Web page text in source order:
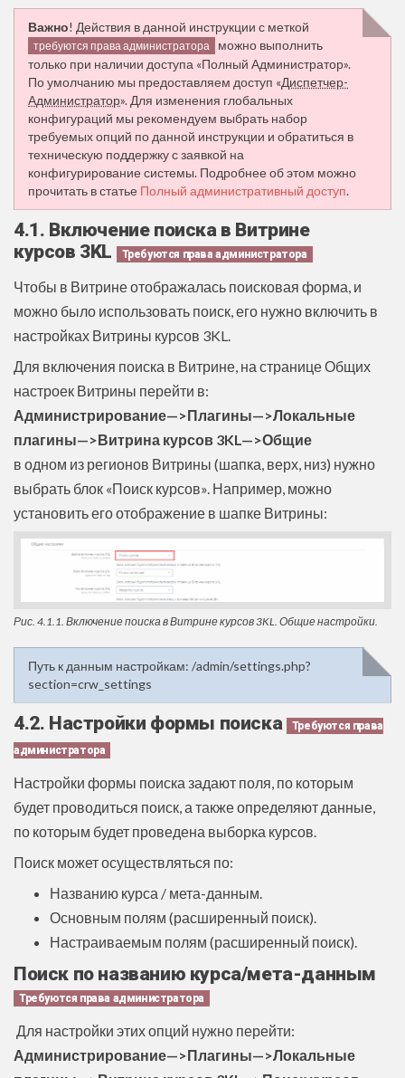
Важно! Действия в данной инструкции с меткой
требуются права администратора
можно выполнить
только при наличии доступа «Полный Администратор».
По умолчанию мы предоставляем доступ «Диспетчер-
Администратор». Для изменения глобальных
конфигураций мы рекомендуем выбрать набор
требуемых опций по данной инструкции и обратиться в
техническую поддержку с заявкой на
конфигурирование системы. Подробнее об этом можно
прочитать в статье Полный административный доступ.
4.1. Включение поиска в Витрине
курсов 3KL
Требуются права администратора
Чтобы в Витрине отображалась поисковая форма, и
можно было использовать поиск, его нужно включить в
настройках Витрины курсов 3KL.
Для включения поиска в Витрине, на странице Общих
настроек Витрины перейти в:
Администрирование—>Плагины—>Локальные
плагины—>Витрина курсов 3KL—>Общие
в одном из регионов Витрины (шапка, верх, низ) нужно
выбрать блок «Поиск курсов». Например, можно
установить его отображение в шапке Витрины:
Рис. 4.1.1. Включение поиска в Витрине курсов 3KL. Общие настройки.
Путь к данным настройкам: /admin/settings.php?
section=crw_settings
4.2. Настройки формы поиска
Требуются права
администратора
Настройки формы поиска задают поля, по которым
будет проводиться поиск, а также определяют данные,
по которым будет проведена выборка курсов.
Поиск может осуществляться по:
Названию курса / мета-данным.
Основным полям (расширенный поиск).
Настраиваемым полям (расширенный поиск).
Поиск по названию курса/мета-данным
Требуются права администратора
Для настройки этих опций нужно перейти:
Администрирование—>Плагины—>Локальные